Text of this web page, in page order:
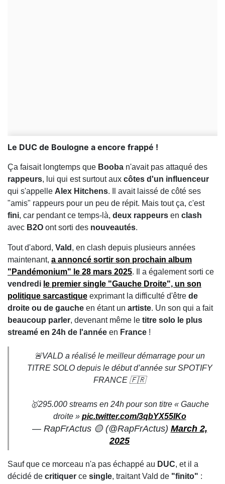
Le DUC de Boulogne a encore frappé !
Ça faisait longtemps que Booba n'avait pas attaqué des
rappeurs, lui qui est surtout aux côtes d'un influenceur
qui s'appelle Alex Hitchens. Il avait laissé de côté ses
"amis" rappeurs pour un peu de répit. Mais tout ça, c'est
fini, car pendant ce temps-là, deux rappeurs en clash
avec B2O ont sorti des nouveautés.
Tout d'abord, Vald , en clash depuis plusieurs années
maintenant, a annoncé sortir son prochain album
" Pandémonium" le 28 mars 2025. Il a également sorti ce
vendredi le premier single "Gauche Droite", un son
politique sarcastique exprimant la difficulté d'être de
droite ou de gauche en étant un artiste. Un son qui a fait
beaucoup parler, devenant même le titre solo le plus
streamé en 24h de l'année en France !
🚨VALD a réalisé le meilleur démarrage pour un
TITRE SOLO depuis le début d’année sur SPOTIFY
FRANCE 🇫🇷
🥇295.000 streams en 24h pour son titre « Gauche
droite » pic.twitter.com/3qbYX55IKo
— RapFrActus 🟡 (@RapFrActus) March 2,
2025
Sauf que ce morceau n'a pas échappé au DUC, et il a
décidé de critiquer ce single, traitant Vald de "finito" :